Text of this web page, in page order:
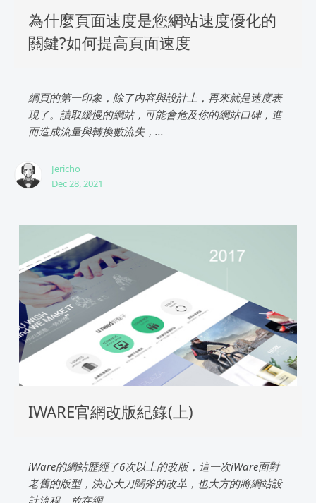
為什麼頁面速度是您網站速度優化的
關鍵?如何提高頁面速度
網頁的第一印象，除了內容與設計上，再來就是速度表
現了。讀取緩慢的網站，可能會危及你的網站口碑，進
而造成流量與轉換數流失，...
Jericho
Dec 28, 2021
IWARE官網改版紀錄(上)
iWare的網站歷經了6次以上的改版，這一次iWare面對
老舊的版型，決心大刀闊斧的改革，也大方的將網站設